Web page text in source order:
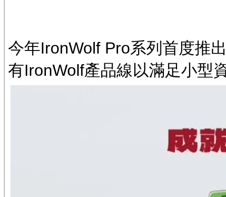
今年IronWolf Pro系列首度推
有IronWolf產品線以滿足小型